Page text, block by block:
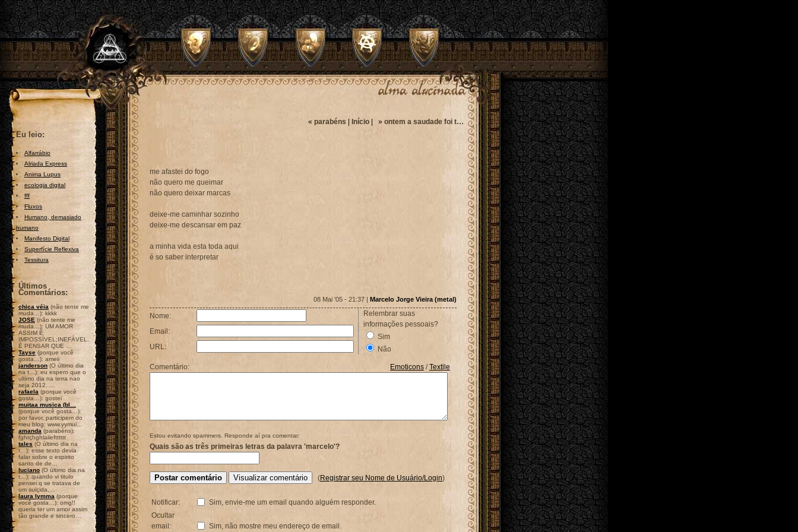
Eu leio:
Alfarrábio
Alriada Express
Anima Lupus
ecologia digital
fff
Fluxos
Humano, demasiado
humano
Manifesto Digital
Superfície Reflexiva
Tessitura
Últimos
Comentários:
chica véia (não tente me
muda…): kkkk
JOSE (não tente me
muda…): UM AMOR
ASSIM É
IMPOSSÍVEL;INEFÁVEL.
É PENSAR QUE …
Tayse(porque você
gosta…): ameii
janderson (O último dia
na t…): eu espero que o
ultimo dia na terra nao
seja 2012. …
rafaela (porque você
gosta…): gostei
muitaa musica (bl…
(porque você gosta…):
por favor, participem do
meu blog: www.yymui…
amanda (parabéns):
fghrçhghlaiieftttttt
tales (O último dia na
t…): esse texto devia
falar sobre o espirito
santo de de…
luciano (O último dia na
t…): quando vi titulo
pensei q se tratava de
um suiçida,…
laura lymma (porque
você gosta…): omg!!
queria ter um amor assim
tão grande e sincero…
« parabéns Início | » ontem a saudade foi t…
me afastei do fogo
não quero me queimar
não quero deixar marcas
deixe-me caminhar sozinho
deixe-me descansar em paz
a minha vida esta toda aqui
é so saber interpretar
08 Mai '05 - 21:37 | Marcelo Jorge Vieira (metal)
Nome:
Relembrar suas
informações pessoais?
Sim
Não
Email:
URL:
Comentário: Emoticons /Textile
Estou evitando spammers. Responde aí pra comentar:
Quais são as três primeiras letras da palavra 'marcelo'?
(Registrar seu Nome de Usuário/Login)
Notificar:
Sim, envie-me um email quando alguém responder.
Ocultar
email:
Sim, não mostre meu endereço de email.